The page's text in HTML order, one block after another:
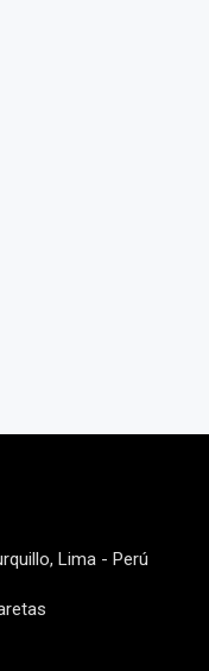
Lima - Perú